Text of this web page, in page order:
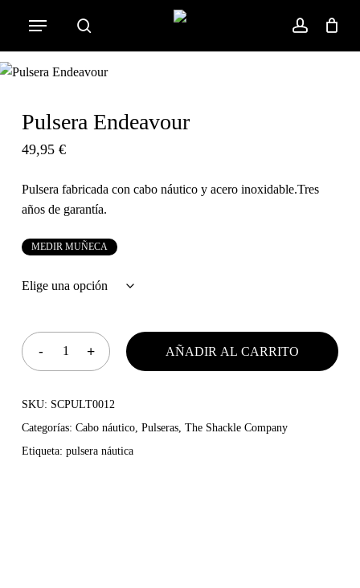
main
content
search account
Menu
Cart
Close
Pulsera Endeavour
49,95 €
Pulsera fabricada con cabo náutico y acero inoxidable.Tres
años de garantía.
MEDIR MUÑECA
AÑADIR AL CARRITO
SKU: SCPULT0012
Categorías: Cabo náutico, Pulseras, The Shackle Company
Etiqueta: pulsera náutica